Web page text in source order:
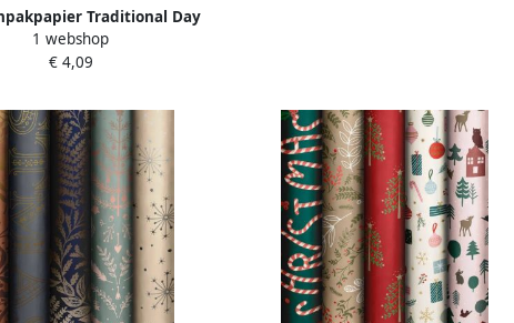
Traditional Day
200x70cm assorti
1 webshop
€ 4,09